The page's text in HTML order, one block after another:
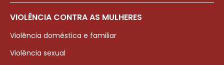
VIOLÊNCIA CONTRA AS MULHERES
Violência doméstica e familiar
Violência sexual